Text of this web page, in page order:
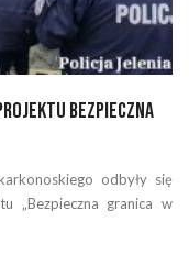
Bezpieczna
odbyły się
„Bezpieczna granica w